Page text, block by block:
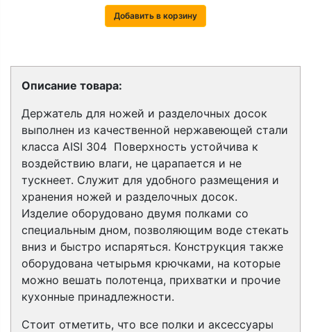
Добавить в корзину
Описание товара:
Держатель для ножей и разделочных досок
выполнен из качественной нержавеющей стали
класса AISI 304 Поверхность устойчива к
воздействию влаги, не царапается и не
тускнеет. Служит для удобного размещения и
хранения ножей и разделочных досок.
Изделие оборудовано двумя полками со
специальным дном, позволяющим воде стекать
вниз и быстро испаряться. Конструкция также
оборудована четырьмя крючками, на которые
можно вешать полотенца, прихватки и прочие
кухонные принадлежности.
Стоит отметить, что все полки и аксессуары